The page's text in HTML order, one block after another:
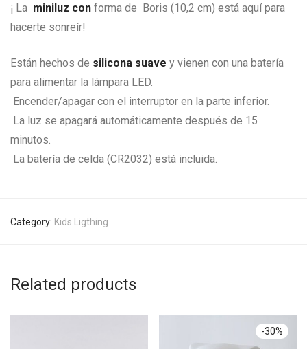
¡ La miniluz con forma de Boris (10,2 cm) está aquí para
hacerte sonreír!
Están hechos de silicona suave y vienen con una batería
para alimentar la lámpara LED.
Encender/apagar con el interruptor en la parte inferior.
La luz se apagará automáticamente después de 15
minutos.
La batería de celda (CR2032) está incluida.
Category: Kids Ligthing
Related products
-30%